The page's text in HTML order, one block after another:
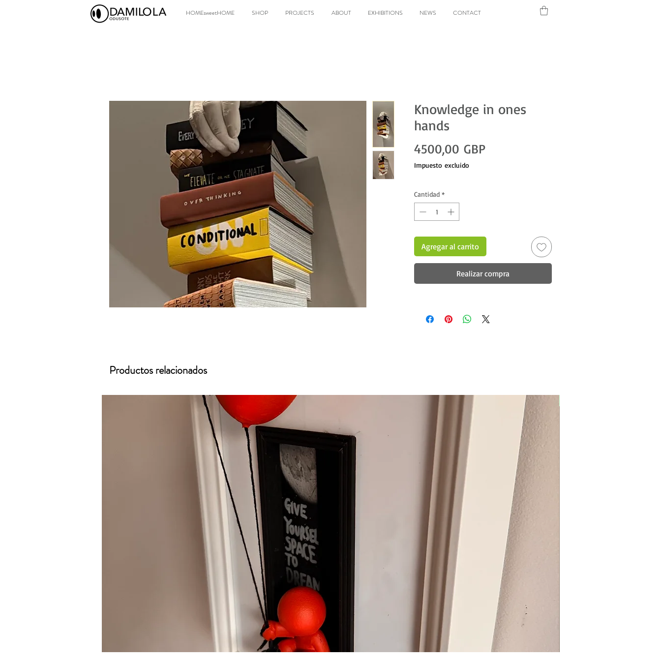
HOMEsweetHOME SHOP PROJECTS ABOUT EXHIBITIONS NEWS CONTACT
Knowledge in ones
hands
4500,00 GBPPrecio
Impuesto excluido
Cantidad *
Agregar al carrito
Realizar compra
Productos relacionados